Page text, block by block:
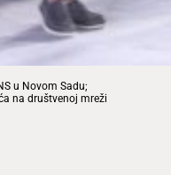
u Novom Sadu;
na društvenoj mreži